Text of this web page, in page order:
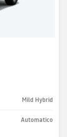
Mild Hybrid
Automatico